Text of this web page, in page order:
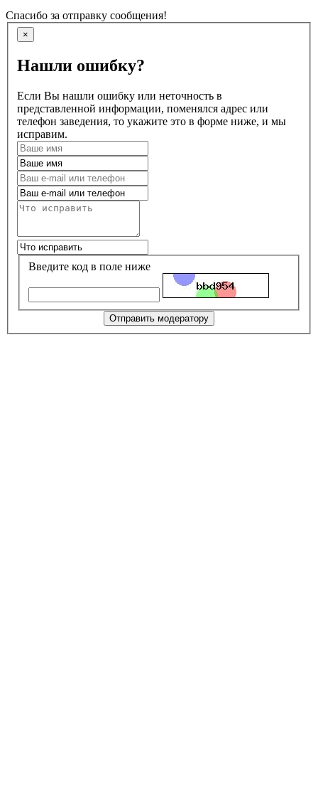
Спасибо за отправку сообщения!
×
Нашли ошибку?
Если Вы нашли ошибку или неточность в
представленной информации, поменялся адрес или
телефон заведения, то укажите это в форме ниже, и мы
исправим.
Введите код в поле ниже
Отправить модератору